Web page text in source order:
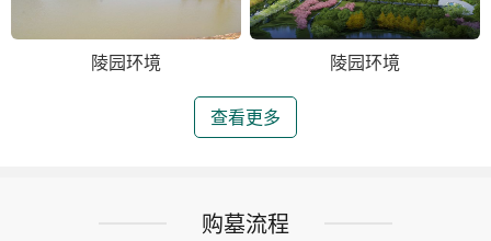
陵园环境 陵园环境
查看更多
购墓流程